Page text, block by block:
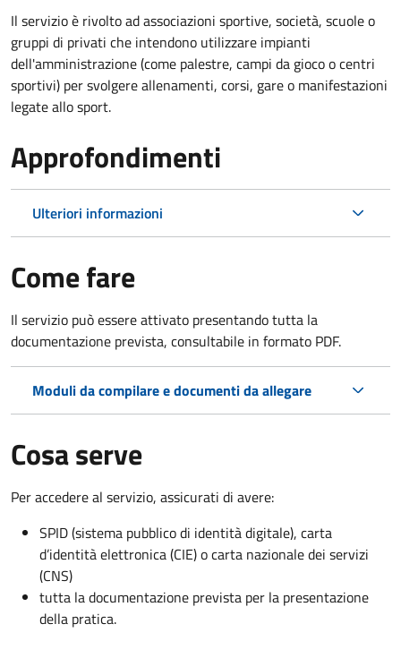
Il servizio è rivolto ad associazioni sportive, società, scuole o
gruppi di privati che intendono utilizzare impianti
dell'amministrazione (come palestre, campi da gioco o centri
sportivi) per svolgere allenamenti, corsi, gare o manifestazioni
legate allo sport.
Approfondimenti
Ulteriori informazioni
Come fare
Il servizio può essere attivato presentando tutta la
documentazione prevista, consultabile in formato PDF.
Moduli da compilare e documenti da allegare
Cosa serve
Per accedere al servizio, assicurati di avere:
SPID (sistema pubblico di identità digitale), carta
d’identità elettronica (CIE) o carta nazionale dei servizi
(CNS)
tutta la documentazione prevista per la presentazione
della pratica.